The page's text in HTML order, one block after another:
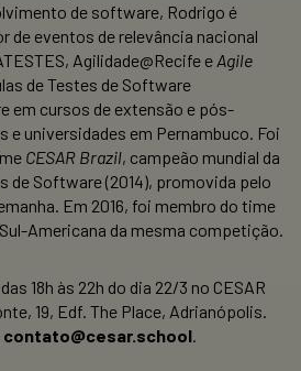
de software, Rodrigo é
de eventos de relevância nacional
Agilidade@Recife e Agile
de Testes de Software
em cursos de extensão e pós-
e universidades em Pernambuco. Foi
CESAR Brazil, campeão mundial da
de Software (2014), promovida pelo
Em 2016, foi membro do time
Americana da mesma competição.
18h às 22h do dia 22/3 no CESAR
19, Edf. The Place, Adrianópolis.
contato@cesar.school.